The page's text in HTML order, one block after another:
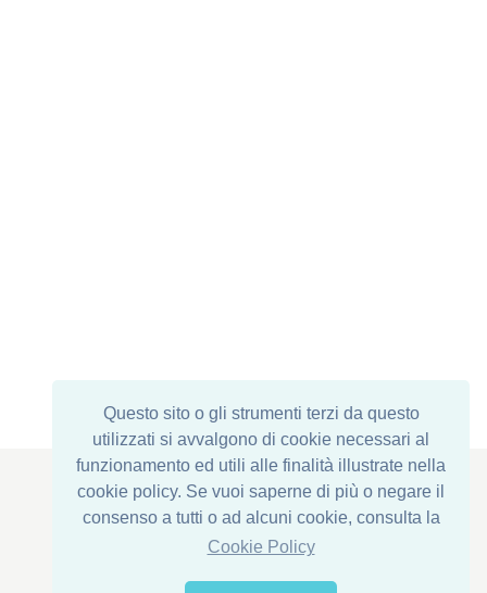
Questo sito o gli strumenti terzi da questo
utilizzati si avvalgono di cookie necessari al
funzionamento ed utili alle finalità illustrate nella
cookie policy. Se vuoi saperne di più o negare il
consenso a tutti o ad alcuni cookie, consulta la
Cookie Policy
Registered Office : Via Corona di Ferro, 1
Einrichtung: Via della Transumanza, 61/63
76015 Trinitapoli (BT) - ITALY